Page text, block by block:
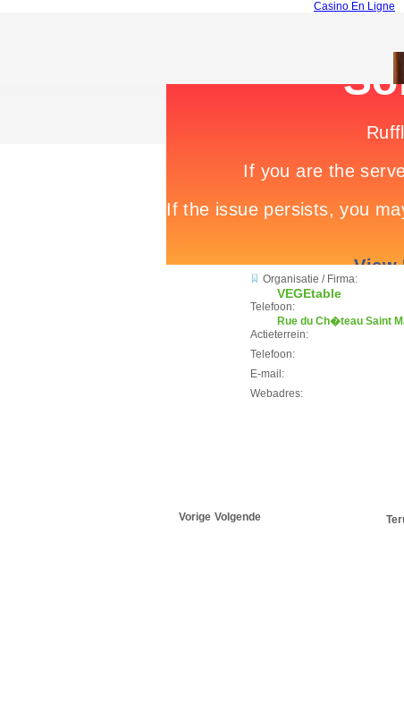
Casino En Ligne
Organisatie / Firma:
VEGEtable
Telefoon:
Rue du Ch�teau Saint
Actieterrein:
Telefoon:
E-mail:
Webadres:
Vorige Volgende